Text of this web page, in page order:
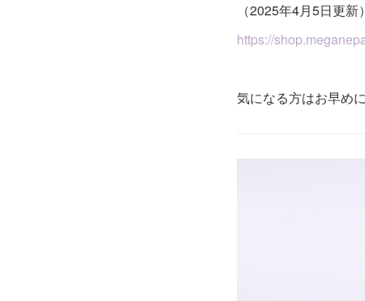
（2025年4月5日更新）
https://
気になる方はお早め